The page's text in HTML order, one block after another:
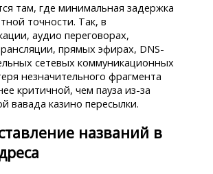
там, где минимальная задержка
точности. Так, в
аудио переговорах,
прямых эфирах, DNS-
сетевых коммуникационных
незначительного фрагмента
критичной, чем пауза из-за
вавада казино пересылки.
названий в